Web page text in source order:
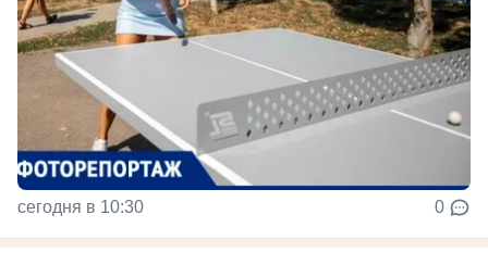
сегодня в 10:30 0